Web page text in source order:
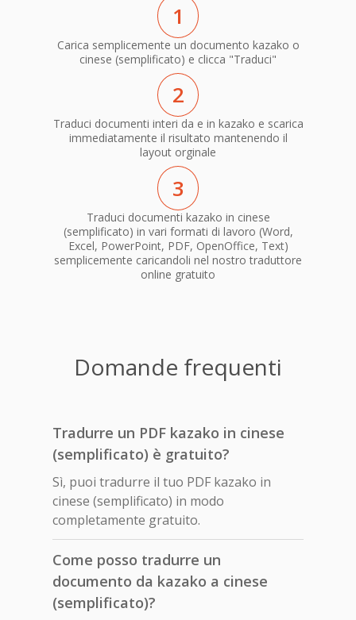
1
Carica semplicemente un documento kazako o
cinese (semplificato) e clicca "Traduci"
2
Traduci documenti interi da e in kazako e scarica
immediatamente il risultato mantenendo il
layout orginale
3
Traduci documenti kazako in cinese
(semplificato) in vari formati di lavoro (Word,
Excel, PowerPoint, PDF, OpenOffice, Text)
semplicemente caricandoli nel nostro traduttore
online gratuito
Domande frequenti
Tradurre un PDF kazako in cinese
(semplificato) è gratuito?
Sì, puoi tradurre il tuo PDF kazako in
cinese (semplificato) in modo
completamente gratuito.
Come posso tradurre un
documento da kazako a cinese
(semplificato)?